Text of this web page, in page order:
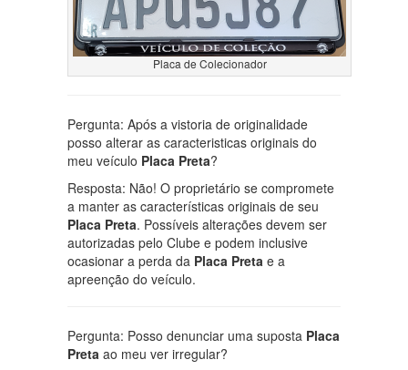
Placa de Colecionador
Pergunta: Após a vistoria de originalidade
posso alterar as caracteristicas originais do
meu veículo Placa Preta?
Resposta: Não! O proprietário se compromete
a manter as características originais de seu
Placa Preta. Possíveis alterações devem ser
autorizadas pelo Clube e podem inclusive
ocasionar a perda da Placa Preta e a
apreenção do veículo.
Pergunta: Posso denunciar uma suposta Placa
Preta ao meu ver irregular?